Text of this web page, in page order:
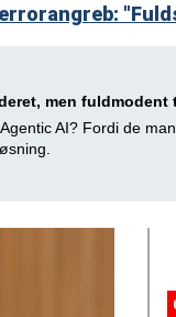
men fuldmodent
AI? Fordi de